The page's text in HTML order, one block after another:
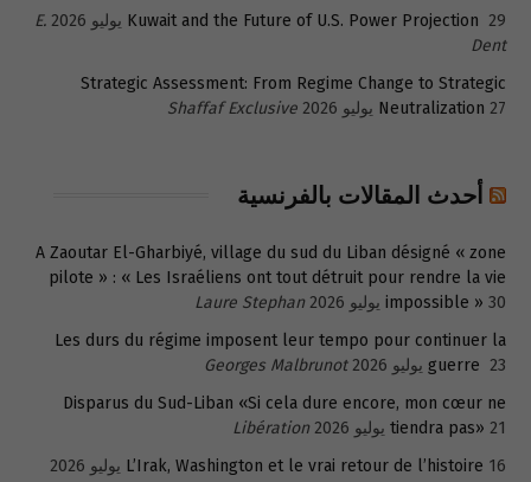
Kuwait and the Future of U.S. Power Projection 29 يوليو 2026
E.
Dent
Strategic Assessment: From Regime Change to Strategic
Neutralization 27 يوليو 2026 Shaffaf Exclusive
أحدث المقالات بالفرنسية
A Zaoutar El-Gharbiyé, village du sud du Liban désigné « zone
pilote » : « Les Israéliens ont tout détruit pour rendre la vie
impossible » 30 يوليو 2026
Laure Stephan
Les durs du régime imposent leur tempo pour continuer la
guerre 23 يوليو 2026
Georges Malbrunot
Disparus du Sud-Liban «Si cela dure encore, mon cœur ne
tiendra pas» 21 يوليو 2026
Libération
L’Irak, Washington et le vrai retour de l’histoire 16 يوليو 2026